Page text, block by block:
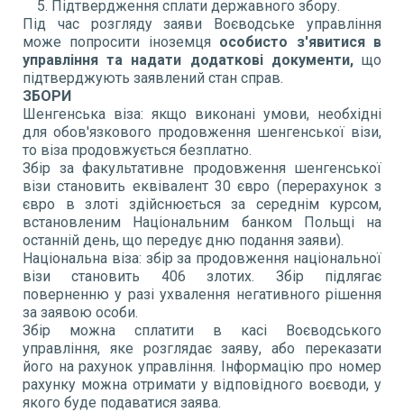
Підтвердження сплати державного збору.
Під час розгляду заяви Воєводське управління
може попросити іноземця особисто з'явитися в
управління та надати додаткові документи,що
підтверджують заявлений стан справ.
ЗБОРИ
Шенгенська віза: якщо виконані умови, необхідні
для обов'язкового продовження шенгенської візи,
то віза продовжується безплатно.
Збір за факультативне продовження шенгенської
візи становить еквівалент 30 євро (перерахунок з
євро в злоті здійснюється за середнім курсом,
встановленим Національним банком Польщі на
останній день, що передує дню подання заяви).
Національна віза: збір за продовження національної
візи становить 406 злотих. Збір підлягає
поверненню у разі ухвалення негативного рішення
за заявою особи.
Збір можна сплатити в касі Воєводського
управління, яке розглядає заяву, або переказати
його на рахунок управління. Інформацію про номер
рахунку можна отримати у відповідного воєводи, у
якого буде подаватися заява.